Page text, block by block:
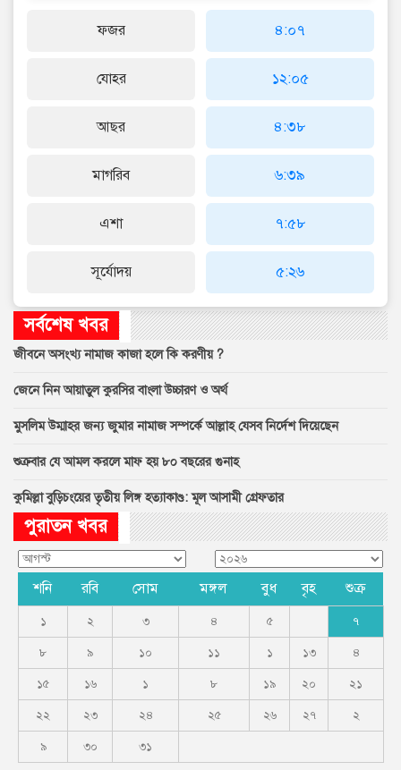
ফজর
যোহর
আছর
মাগরিব
এশা
সূর্যোদয়
৪:০৭
১২:০৫
৪:৩৮
৬:৩৯
৭:৫৮
৫:২৬
সর্বশেষ খবর
জীবনে অসংখ্য নামাজ কাজা হলে কি করণীয় ?
জেনে নিন আয়াতুল কুরসির বাংলা উচ্চারণ ও অর্থ
মুসলিম উম্মাহর জন্য জুমার নামাজ সম্পর্কে আল্লাহ যেসব নির্দেশ দিয়েছেন
শুক্রবার যে আমল করলে মাফ হয় ৮০ বছরের গুনাহ
কুমিল্লা বুড়িচংয়ের তৃতীয় লিঙ্গ হত্যাকাণ্ড: মূল আসামী গ্রেফতার
পুরাতন খবর
শনি রবি সোম মঙ্গল বুধ বৃহ শুক্র
১ ২ ৩ ৪ ৫ ৭
৮ ৯ ১০ ১১ ১ ১৩ ৪
১৫ ১৬ ১ ৮ ১৯ ২০ ২১
২২ ২৩ ২৪ ২৫ ২৬ ২৭ ২
৯ ৩০ ৩১